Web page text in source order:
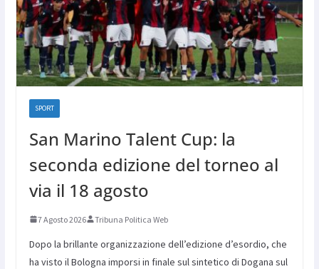
SPORT
San Marino Talent Cup: la
seconda edizione del torneo al
via il 18 agosto
7 Agosto 2026 Tribuna Politica Web
Dopo la brillante organizzazione dell’edizione d’esordio, che
ha visto il Bologna imporsi in finale sul sintetico di Dogana sul